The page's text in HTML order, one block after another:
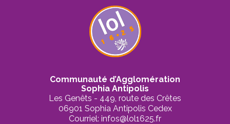
Communauté d’Agglomération
Sophia Antipolis
Les Genêts - 449, route des Crêtes
06901 Sophia Antipolis Cedex
Courriel: infos@lol1625.fr